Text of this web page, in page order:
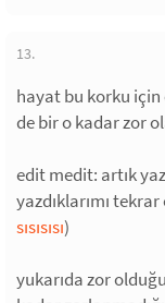
13.
hayat bu korku için
de bir o kadar zor
edit medit: artık
yazdıklarımı
sısısısı)
yukarıda zor